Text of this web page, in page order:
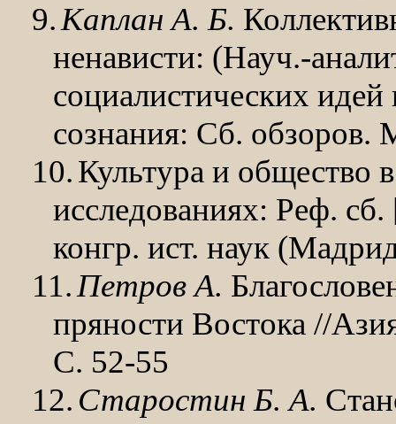
9.Каплан А. Б.
ненависти: (Науч.-
социалистических
сознания: Сб. обзоров.
10.Культура и общество
исследованиях: Реф.
конгр. ист. наук
11.Петров А.
пряности Востока //
С. 52-55
12. Старостин Б. А.